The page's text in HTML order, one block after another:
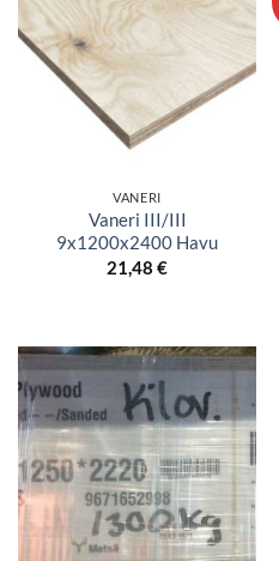
VANERI
Vaneri III/III
9x1200x2400 Havu
21,48 €